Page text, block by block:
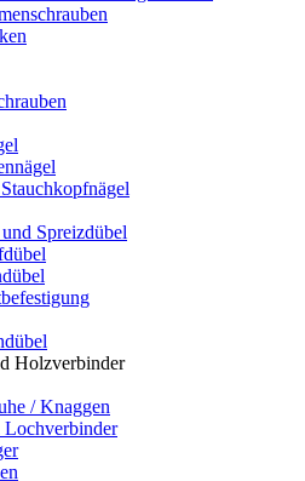
Spreizdübel
Holzverbinder
/ Knaggen
Lochverbinder